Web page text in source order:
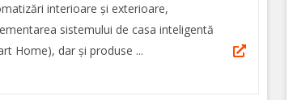
interioare și exterioare,
sistemului de casa inteligentă
Home), dar și produse ...